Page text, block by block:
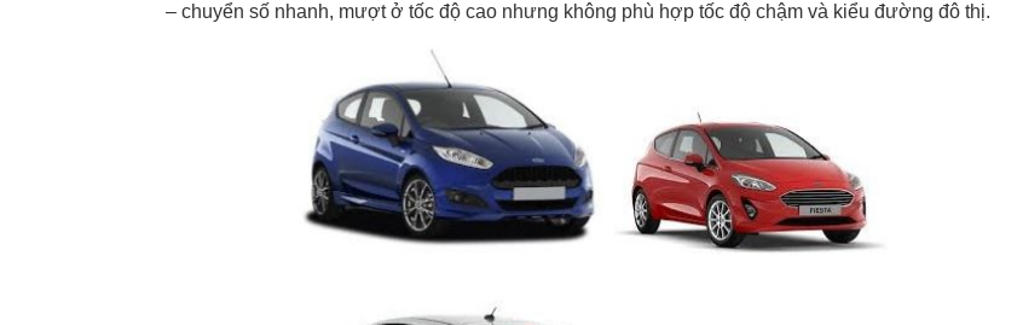
– chuyển số nhanh, mượt ở tốc độ cao nhưng không phù hợp tốc độ chậm và kiểu đường đô thị.